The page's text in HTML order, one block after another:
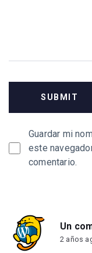
Guardar mi
este
comentario.
Un
2 años